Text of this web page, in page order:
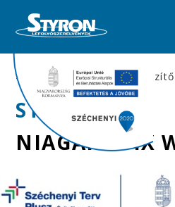
>>WC tartályok és
STY-740-A
NIAGARA FIX
tartály + fehér
szögletes